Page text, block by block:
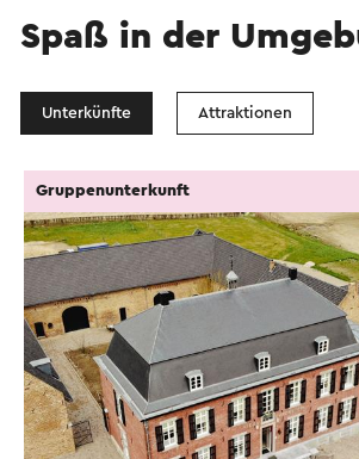
Spaß in der
Unterkünfte Attraktionen
Gruppenunterkunft